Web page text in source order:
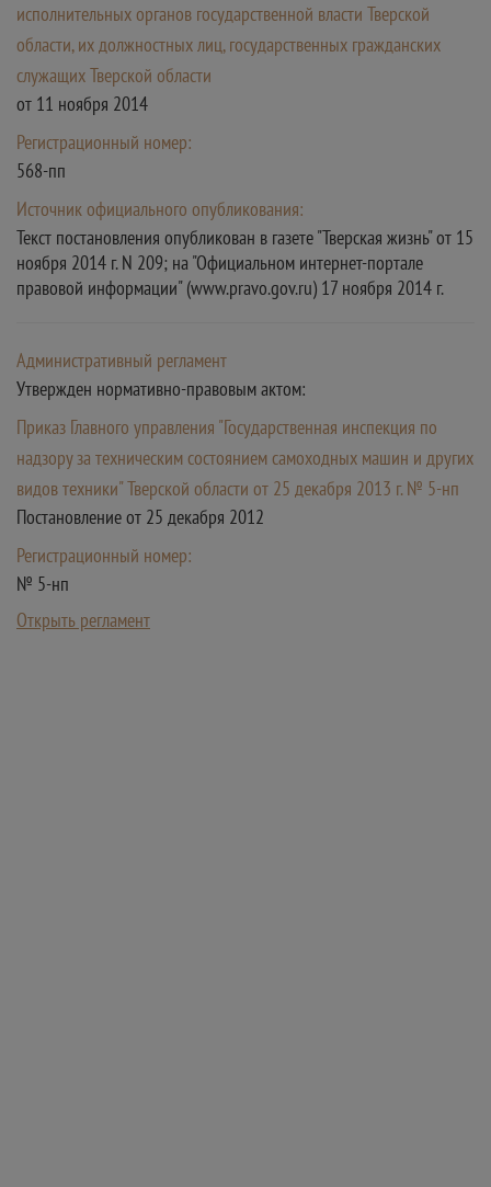
исполнительных органов государственной власти Тверской
области, их должностных лиц, государственных гражданских
служащих Тверской области
от 11 ноября 2014
Регистрационный номер:
568-пп
Источник официального опубликования:
Текст постановления опубликован в газете "Тверская жизнь" от 15
ноября 2014 г. N 209; на "Официальном интернет-портале
правовой информации" (www.pravo.gov.ru) 17 ноября 2014 г.
Административный регламент
Утвержден нормативно-правовым актом:
Приказ Главного управления "Государственная инспекция по
надзору за техническим состоянием самоходных машин и других
видов техники" Тверской области от 25 декабря 2013 г. № 5-нп
Постановление от 25 декабря 2012
Регистрационный номер:
№ 5-нп
Открыть регламент